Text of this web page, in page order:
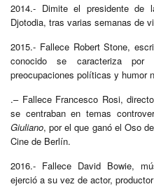
2014.- Dimite el presidente de
Djotodia, tras varias semanas de
2015.- Fallece Robert Stone,
conocido se caracteriza por
preocupaciones políticas y humor
.– Fallece Francesco Rosi,
se centraban en temas
Giuliano, por el que ganó el Oso
Cine de Berlín.
2016.- Fallece David Bowie,
ejerció a su vez de actor,